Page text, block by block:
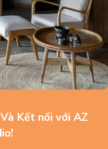
Kết nối với AZ